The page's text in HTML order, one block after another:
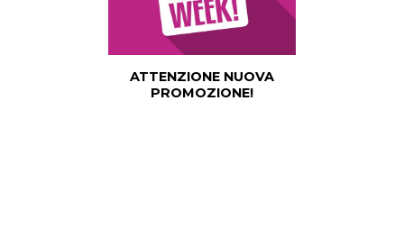
ATTENZIONE NUOVA
PROMOZIONE!